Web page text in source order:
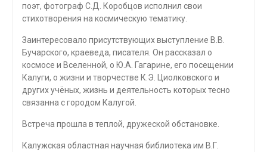
поэт, фотограф С.Д. Коробцов исполнил свои
стихотворения на космическую тематику.
Заинтересовало присутствующих выступление В.В.
Бучарского, краеведа, писателя. Он рассказал о
космосе и Вселенной, о Ю.А. Гагарине, его посещении
Калуги, о жизни и творчестве К.Э. Циолковского и
других учёных, жизнь и деятельность которых тесно
связанна с городом Калугой.
Встреча прошла в теплой, дружеской обстановке.
Калужская областная научная библиотека им В.Г.